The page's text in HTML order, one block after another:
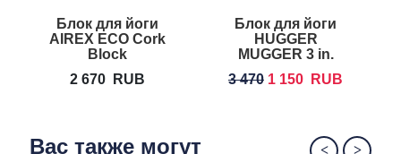
Блок для йоги
AIREX ECO Cork
Block
2 670
RUB
Блок для йоги
HUGGER
MUGGER 3 in.
Block
3 470 1 150 RUB
Вас также могут